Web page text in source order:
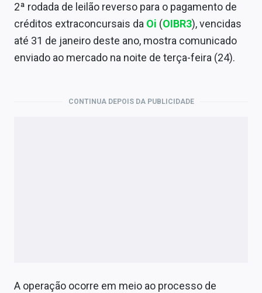
Mercados
Economia
Conteúdo de Marca
2ª rodada de leilão reverso para o pagamento de
créditos extraconcursais da Oi (OIBR3), vencidas
até 31 de janeiro deste ano, mostra comunicado
enviado ao mercado na noite de terça-feira (24).
CONTINUA DEPOIS DA PUBLICIDADE
A operação ocorre em meio ao processo de